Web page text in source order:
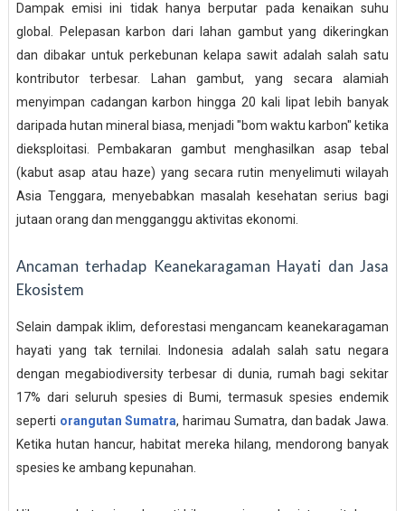
Dampak emisi ini tidak hanya berputar pada kenaikan suhu
global. Pelepasan karbon dari lahan gambut yang dikeringkan
dan dibakar untuk perkebunan kelapa sawit adalah salah satu
kontributor terbesar. Lahan gambut, yang secara alamiah
menyimpan cadangan karbon hingga 20 kali lipat lebih banyak
daripada hutan mineral biasa, menjadi "bom waktu karbon" ketika
dieksploitasi. Pembakaran gambut menghasilkan asap tebal
(kabut asap atau haze) yang secara rutin menyelimuti wilayah
Asia Tenggara, menyebabkan masalah kesehatan serius bagi
jutaan orang dan mengganggu aktivitas ekonomi.
Ancaman terhadap Keanekaragaman Hayati dan Jasa
Ekosistem
Selain dampak iklim, deforestasi mengancam keanekaragaman
hayati yang tak ternilai. Indonesia adalah salah satu negara
dengan megabiodiversity terbesar di dunia, rumah bagi sekitar
17% dari seluruh spesies di Bumi, termasuk spesies endemik
seperti orangutan Sumatra, harimau Sumatra, dan badak Jawa.
Ketika hutan hancur, habitat mereka hilang, mendorong banyak
spesies ke ambang kepunahan.